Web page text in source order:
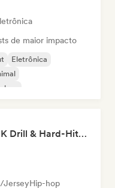
de maior impacto
Eletrônica
hop
It's a Trap! 💥 Drill, UK Drill & Hard-Hitting Trap
JerseyHip-hop